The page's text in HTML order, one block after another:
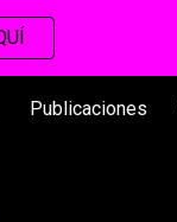
Publicaciones